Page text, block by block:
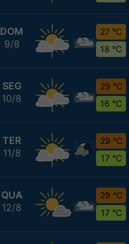
DOM
9/8
27 °C
18 °C
SEG
10/8
29 °C
16 °C
TER
11/8
29 °C
17 °C
QUA
12/8
29 °C
17 °C